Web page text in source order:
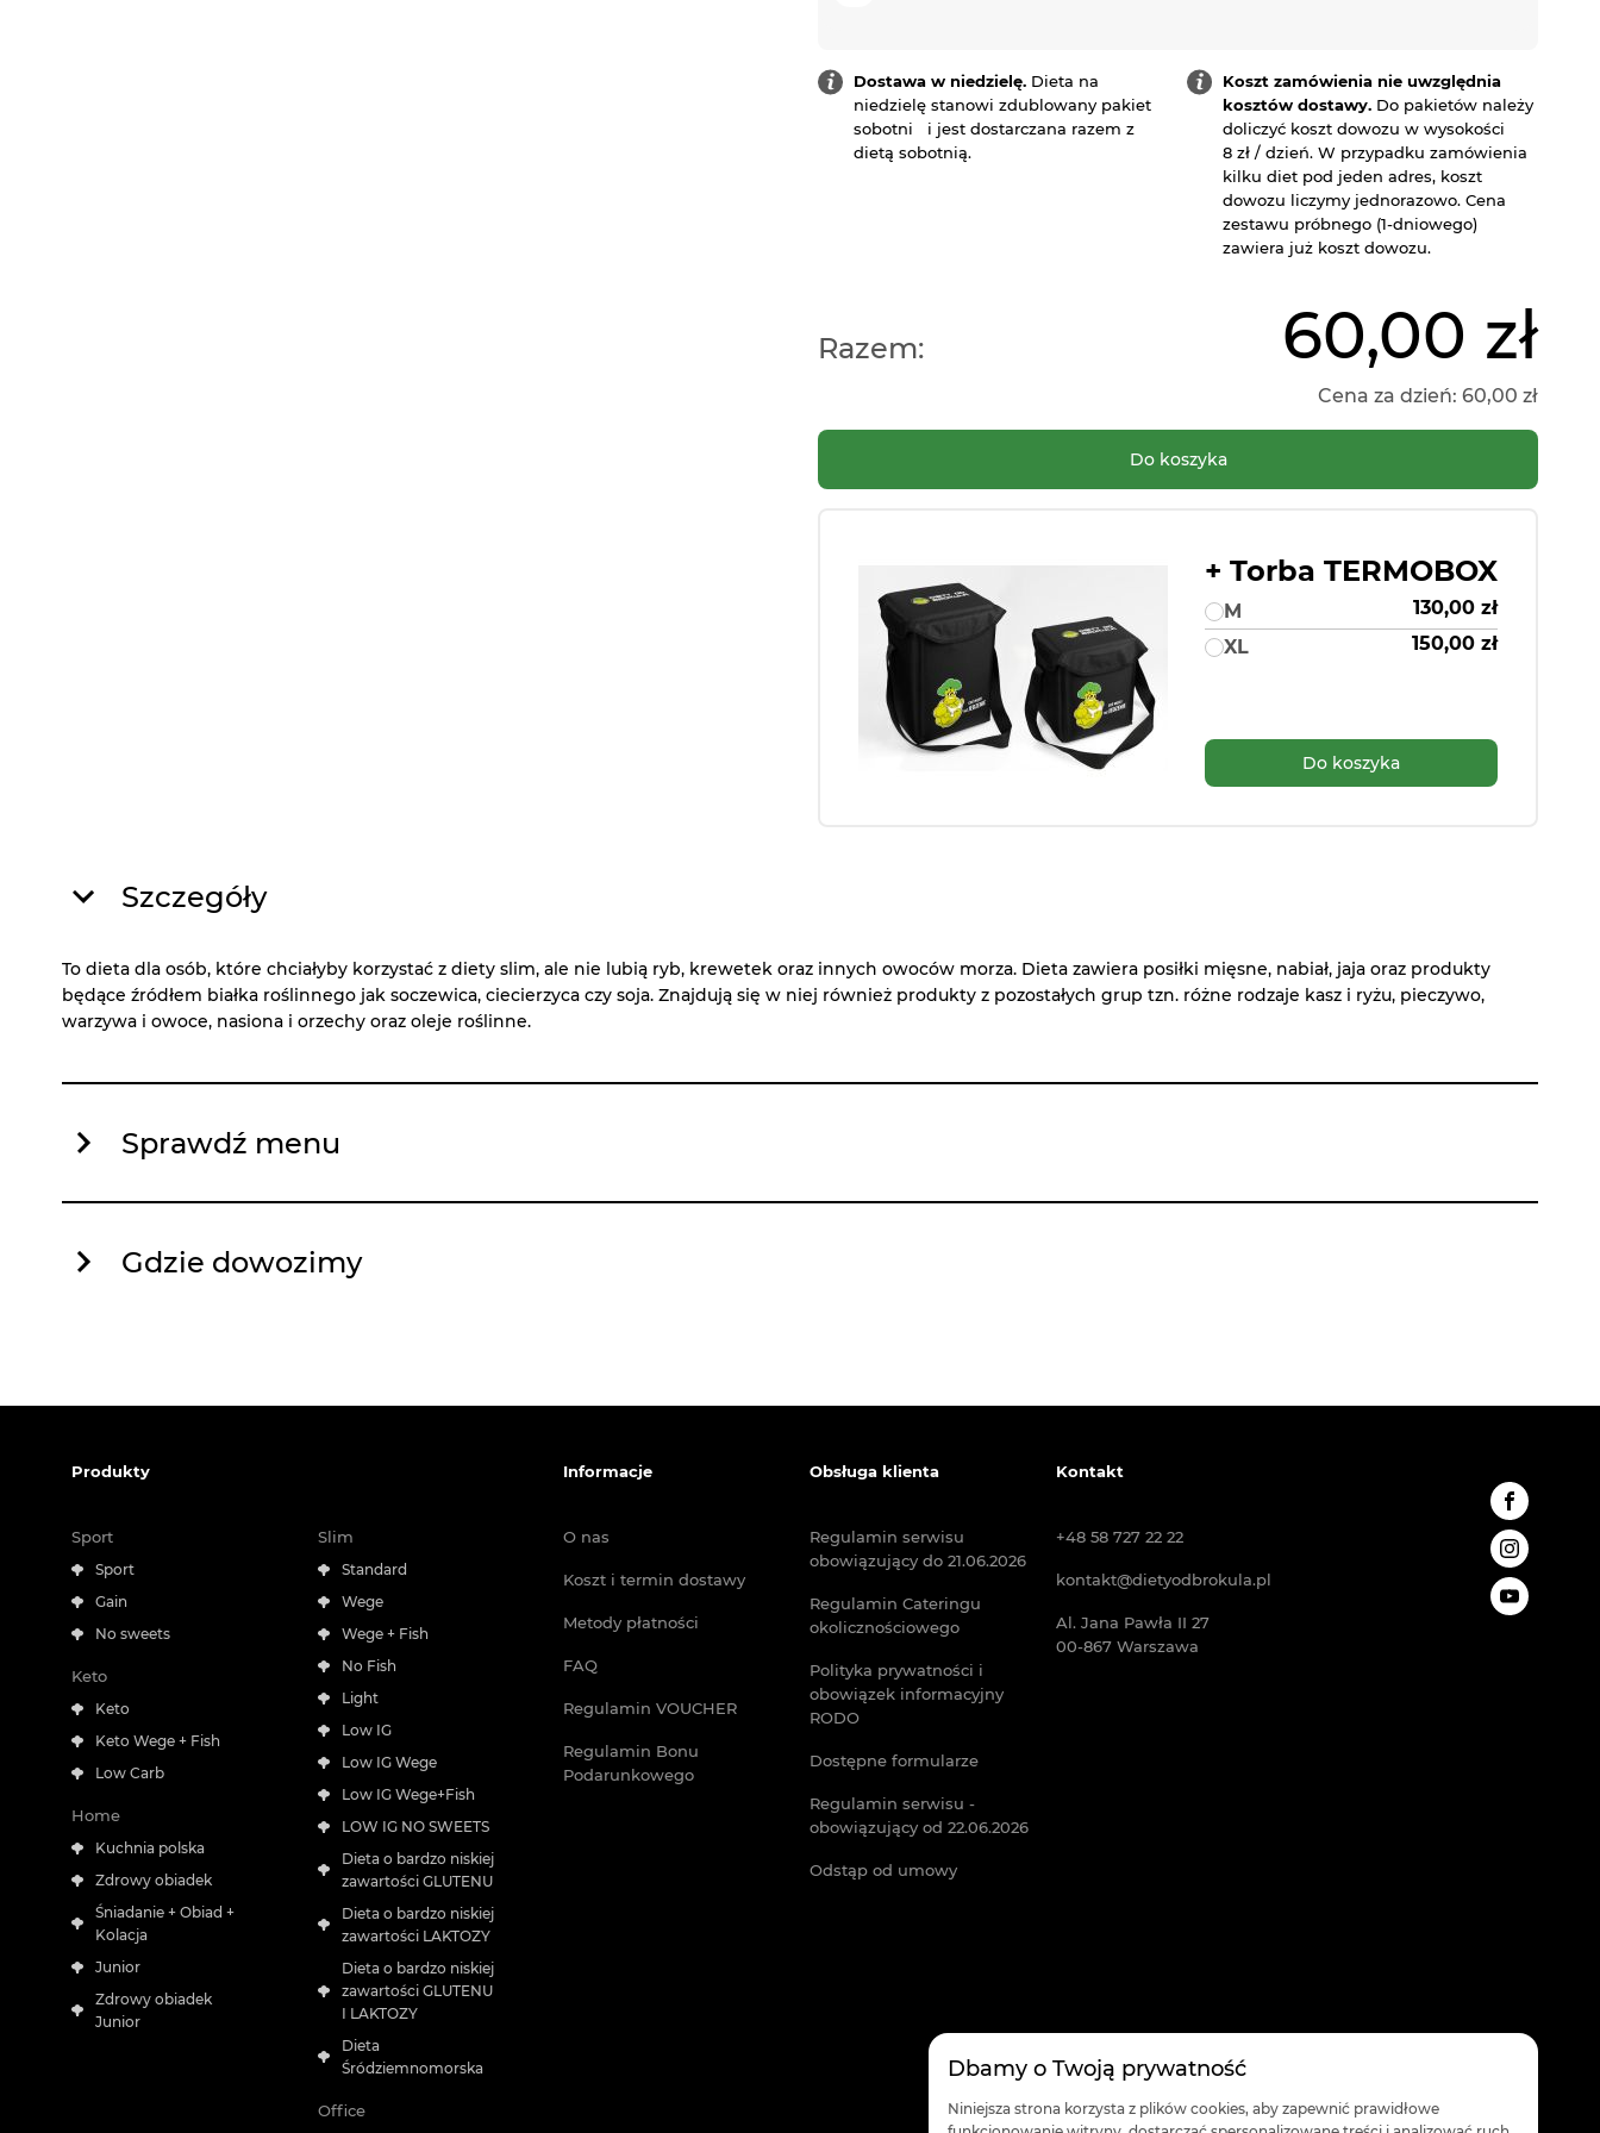
Dostawa w niedzielę. Dieta na
niedzielę stanowi zdublowany pakiet
sobotni i jest dostarczana razem z
dietą sobotnią.
Koszt zamówienia nie uwzględnia
kosztów dostawy. Do pakietów należy
doliczyć koszt dowozu w wysokości
8 zł / dzień. W przypadku zamówienia
kilku diet pod jeden adres, koszt
dowozu liczymy jednorazowo. Cena
zestawu próbnego (1-dniowego)
zawiera już koszt dowozu.
Razem: 60,00 zł
Cena za dzień: 60,00 zł
Do koszyka
+ Torba TERMOBOX
M
130,00 zł
XL
150,00 zł
Do koszyka
Szczegóły
To dieta dla osób, które chciałyby korzystać z diety slim, ale nie lubią ryb, krewetek oraz innych owoców morza. Dieta zawiera posiłki mięsne, nabiał, jaja oraz produkty
będące źródłem białka roślinnego jak soczewica, ciecierzyca czy soja. Znajdują się w niej również produkty z pozostałych grup tzn. różne rodzaje kasz i ryżu, pieczywo,
warzywa i owoce, nasiona i orzechy oraz oleje roślinne.
Sprawdź menu
Gdzie dowozimy
Produkty
Sport
Sport
Gain
No sweets
Keto
Keto
Keto Wege + Fish
Low Carb
Home
Kuchnia polska
Zdrowy obiadek
Śniadanie + Obiad +
Kolacja
Junior
Zdrowy obiadek
Junior
Slim
Standard
Wege
Wege + Fish
No Fish
Light
Low IG
Low IG Wege
Low IG Wege+Fish
LOW IG NO SWEETS
Dieta o bardzo niskiej
zawartości GLUTENU
Dieta o bardzo niskiej
zawartości LAKTOZY
Dieta o bardzo niskiej
zawartości GLUTENU
I LAKTOZY
Dieta
Śródziemnomorska
Office
Informacje
O nas
Koszt i termin dostawy
Metody płatności
FAQ
Regulamin VOUCHER
Regulamin Bonu
Podarunkowego
Obsługa klienta
Regulamin serwisu
obowiązujący do 21.06.2026
Regulamin Cateringu
okolicznościowego
Polityka prywatności i
obowiązek informacyjny
RODO
Dostępne formularze
Regulamin serwisu -
obowiązujący od 22.06.2026
Odstąp od umowy
Kontakt
+48 58 727 22 22
kontakt@dietyodbrokula.pl
Al. Jana Pawła II 27
00-867 Warszawa
Dbamy o Twoją prywatność
Niniejsza strona korzysta z plików cookies, aby zapewnić prawidłowe